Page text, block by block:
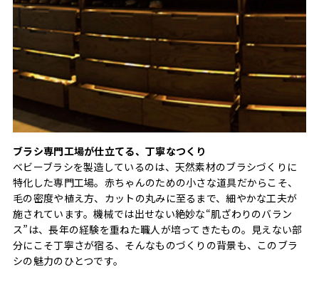
ブラシ専門工場が仕立てる、丁寧なつくり
ベビーブラシを製造しているのは、天然素材のブラシづくりに
特化した専門工場。赤ちゃんのための小さな道具だからこそ、
毛の密度や植え方、カットの丸みに至るまで、細やかな工夫が
施されています。機械では出せない絶妙な“肌ざわりのバラン
ス”は、長年の経験を重ねた職人が培ってきたもの。見えない部
分にこそ丁寧さが宿る、そんなものづくりの背景も、このブラ
シの魅力のひとつです。